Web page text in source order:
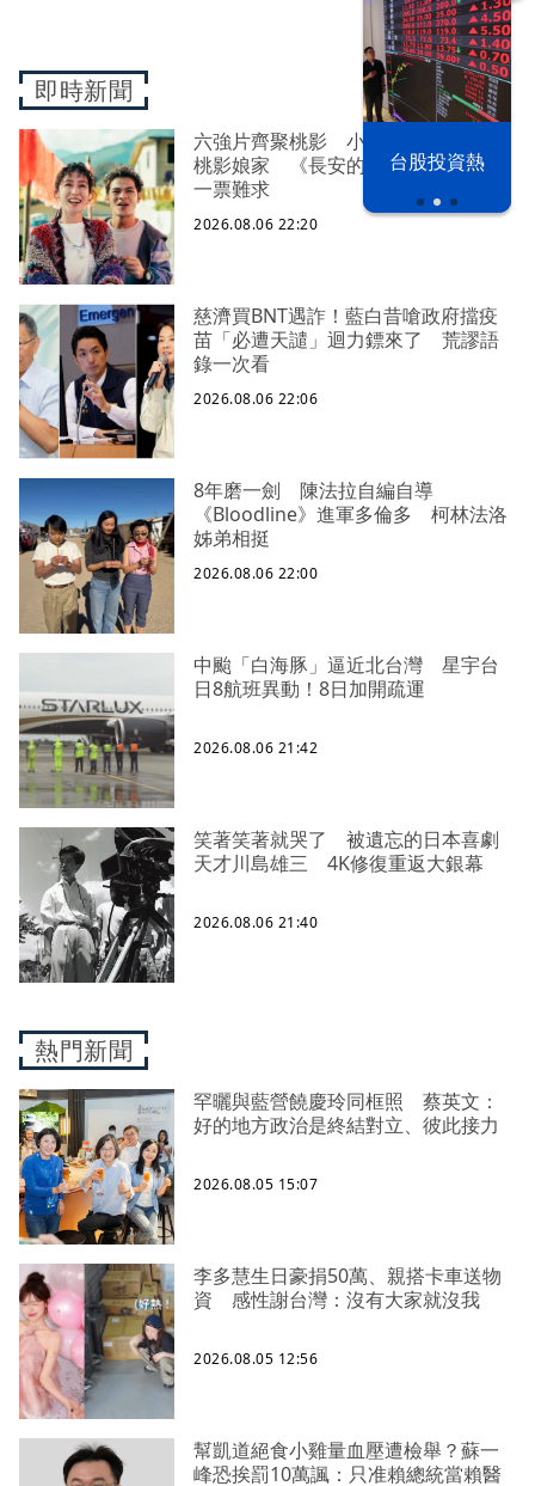
以色列 穹頂
之下
台股投資熱
即時新聞
六強片齊聚桃影 小薰《祖先鬼》回
桃影娘家 《長安的荔枝》桃影加映
一票難求
2026.08.06 22:20
慈濟買BNT遇詐！藍白昔嗆政府擋疫
苗「必遭天譴」迴力鏢來了 荒謬語
錄一次看
2026.08.06 22:06
8年磨一劍 陳法拉自編自導
《Bloodline》進軍多倫多 柯林法洛
姊弟相挺
2026.08.06 22:00
中颱「白海豚」逼近北台灣 星宇台
日8航班異動！8日加開疏運
2026.08.06 21:42
笑著笑著就哭了 被遺忘的日本喜劇
天才川島雄三 4K修復重返大銀幕
2026.08.06 21:40
熱門新聞
罕曬與藍營饒慶玲同框照 蔡英文：
好的地方政治是終結對立、彼此接力
2026.08.05 15:07
李多慧生日豪捐50萬、親搭卡車送物
資 感性謝台灣：沒有大家就沒我
2026.08.05 12:56
幫凱道絕食小雞量血壓遭檢舉？蘇一
峰恐挨罰10萬諷：只准賴總統當賴醫